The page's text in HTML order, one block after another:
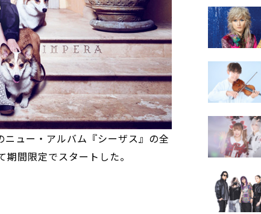
ュー・アルバム『シーザス』の全
間限定でスタートした。